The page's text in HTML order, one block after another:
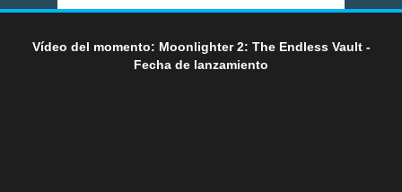
Vídeo del momento: Moonlighter 2: The Endless Vault -
Fecha de lanzamiento